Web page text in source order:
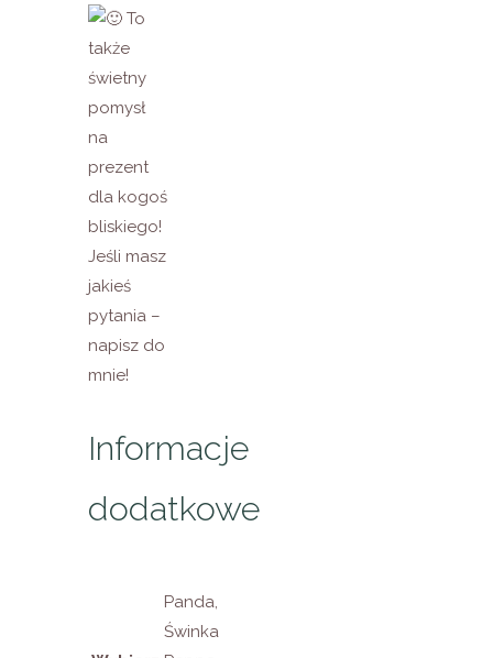
To
także
świetny
pomysł
na
prezent
dla kogoś
bliskiego!
Jeśli masz
jakieś
pytania –
napisz do
mnie!
Informacje
dodatkowe
Panda,
Świnka